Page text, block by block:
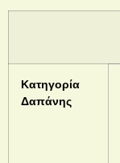
Κατηγορία
Δαπάνης